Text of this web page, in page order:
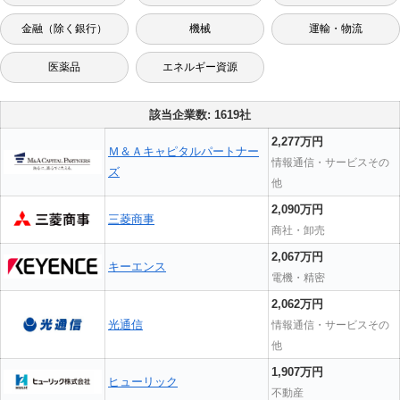
金融（除く銀行） 機械 運輸・物流
医薬品 エネルギー資源
該当企業数: 1619社
Ｍ＆Ａキャピタルパートナー
ズ
2,277万円
情報通信・サービスその
他
三菱商事
2,090万円
商社・卸売
キーエンス
2,067万円
電機・精密
光通信
2,062万円
情報通信・サービスその
他
ヒューリック
1,907万円
不動産